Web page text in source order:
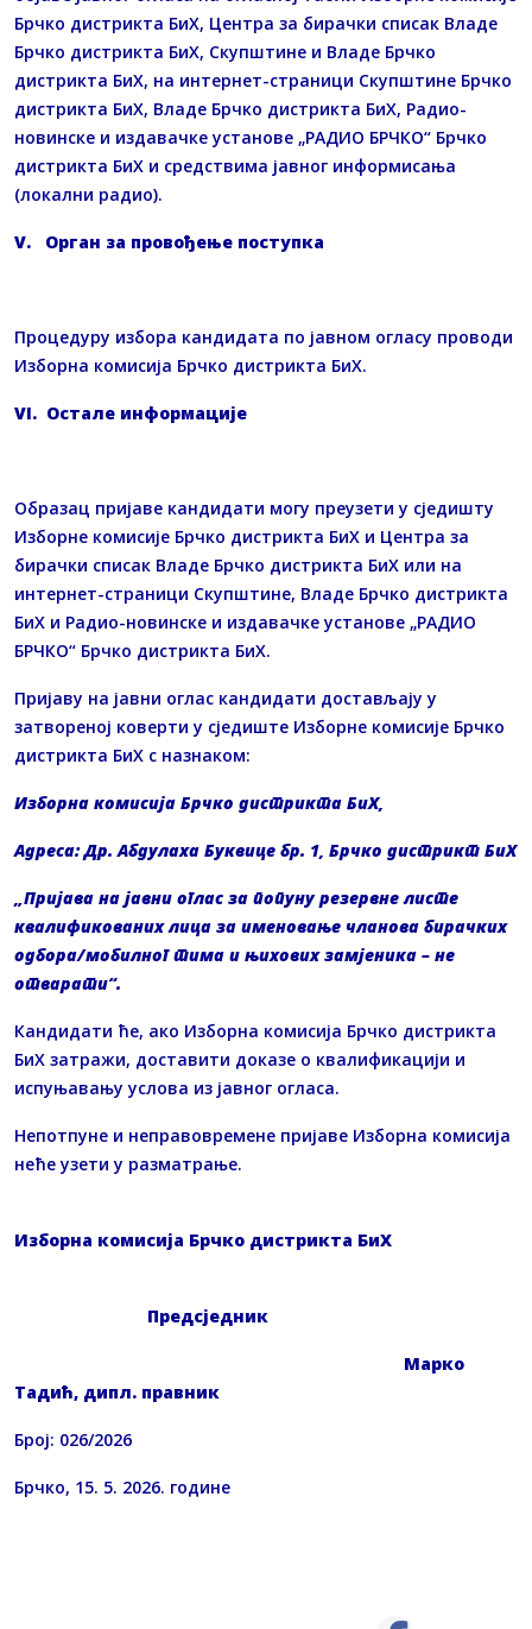
Брчко дистрикта БиХ, Центра за бирачки списак Владе
Брчко дистрикта БиХ, Скупштине и Владе Брчко
дистрикта БиХ, на интернет-страници Скупштине Брчко
дистрикта БиХ, Владе Брчко дистрикта БиХ, Радио-
новинске и издавачке установе „РАДИО БРЧКО“ Брчко
дистрикта БиХ и средствима јавног информисања
(локални радио).
V. Орган за провођење поступка
Процедуру избора кандидата по јавном огласу проводи
Изборна комисија Брчко дистрикта БиХ.
VI. Остале информације
Образац пријаве кандидати могу преузети у сједишту
Изборне комисије Брчко дистрикта БиХ и Центра за
бирачки списак Владе Брчко дистрикта БиХ или на
интернет-страници Скупштине, Владе Брчко дистрикта
БиХ и Радио-новинске и издавачке установе „РАДИО
БРЧКО“ Брчко дистрикта БиХ.
Пријаву на јавни оглас кандидати достављају у
затвореној коверти у сједиште Изборне комисије Брчко
дистрикта БиХ с назнаком:
Изборна комисија Брчко дистрикта БиХ,
Адреса: Др. Абдулаха Буквице бр. 1, Брчко дистрикт БиХ
„Пријава на јавни оглас за попуну резервне листе
квалификованих лица за именовање чланова бирачких
одбора/мобилног тима и њихових замјеника – не
отварати“.
Кандидати ће, ако Изборна комисија Брчко дистрикта
БиХ затражи, доставити доказе о квалификацији и
испуњавању услова из јавног огласа.
Непотпуне и неправовремене пријаве Изборна комисија
неће узети у разматрање.
Изборна комисија Брчко дистрикта БиХ
Предсједник
Марко
Тадић, дипл. правник
Број: 026/2026
Брчко, 15. 5. 2026. године